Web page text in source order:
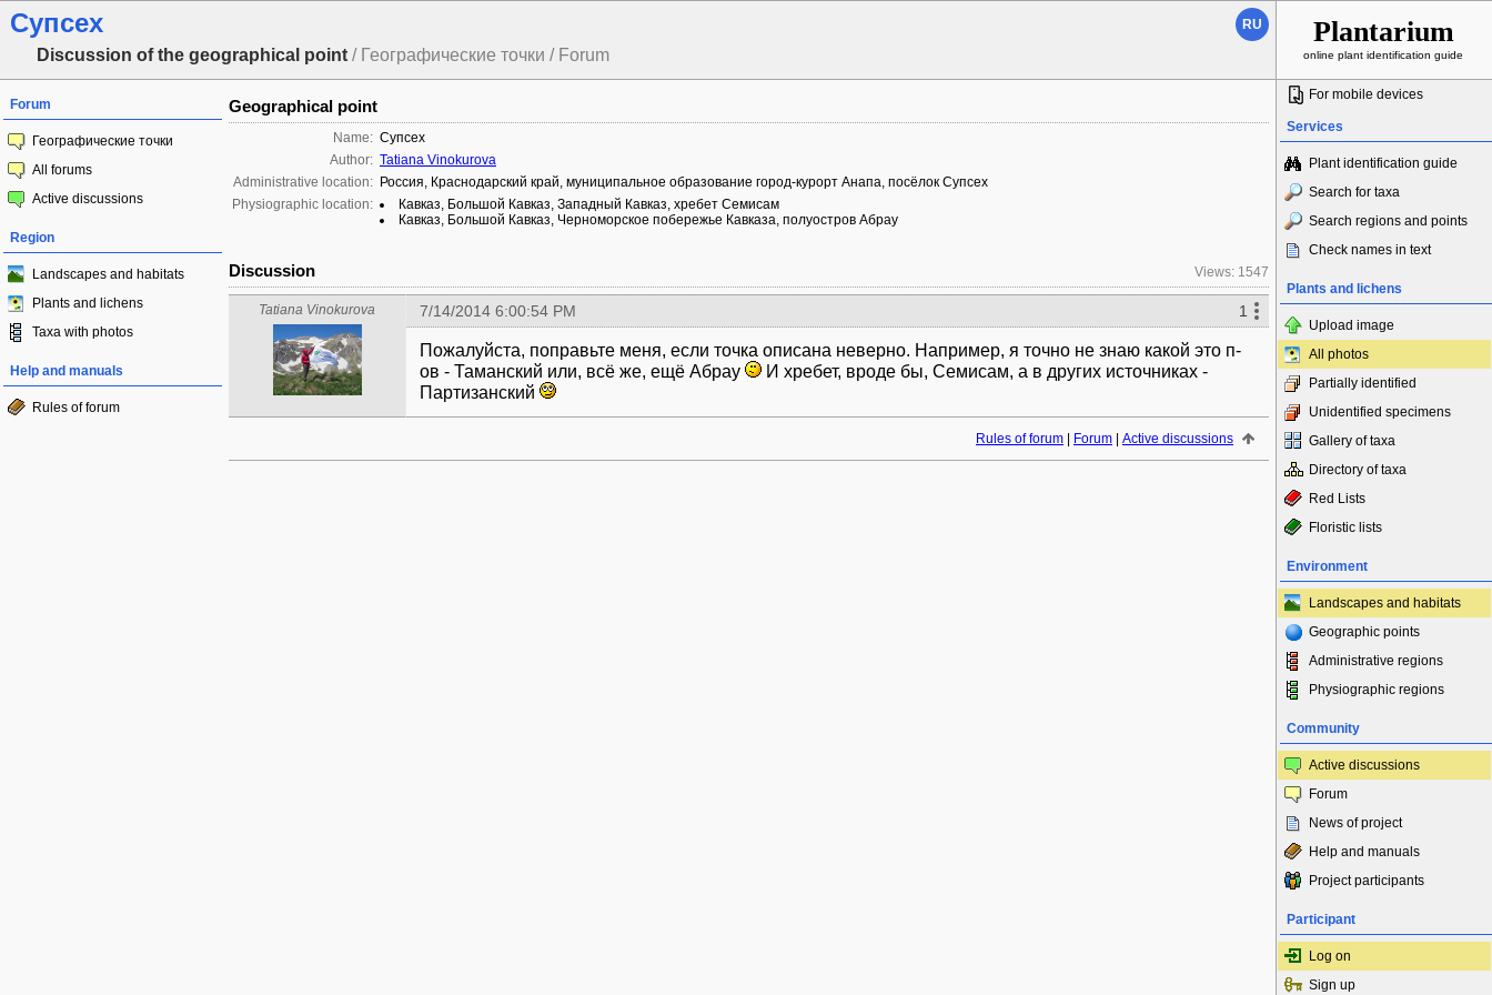
Супсех
Discussion of the geographical point / Географические точки / Forum
RU Plantarium
online plant identification guide
Forum
Географические точки
All forums
Active discussions
Region
Landscapes and habitats
Plants and lichens
Taxa with photos
Help and manuals
Rules of forum
Geographical point
Name: Супсех
Author: Tatiana Vinokurova
Administrative location: Россия, Краснодарский край, муниципальное образование город-курорт Анапа, посёлок Супсех
Physiographic location:
Кавказ, Большой Кавказ, Западный Кавказ, хребет Семисам
Кавказ, Большой Кавказ, Черноморское побережье Кавказа, полуостров Абрау
Views: 1547
Discussion
Tatiana Vinokurova 7/14/2014 6:00:54 PM 1
Пожалуйста, поправьте меня, если точка описана неверно. Например, я точно не знаю какой это п-
ов - Таманский или, всё же, ещё Абрау
И хребет, вроде бы, Семисам, а в других источниках -
Партизанский
Rules of forum Forum Active discussions
For mobile devices
Services
Plant identification guide
Search for taxa
Search regions and points
Check names in text
Plants and lichens
Upload image
All photos
Partially identified
Unidentified specimens
Gallery of taxa
Directory of taxa
Red Lists
Floristic lists
Environment
Landscapes and habitats
Geographic points
Administrative regions
Physiographic regions
Community
Active discussions
Forum
News of project
Help and manuals
Project participants
Participant
Log on
Sign up